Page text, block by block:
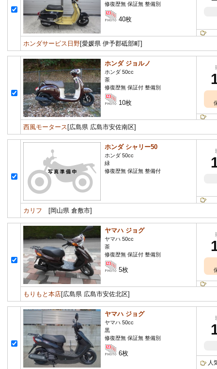
修復歴無 保証無 整備別
40枚
ホンダサービス日野[愛媛県 伊予郡砥部町]
ホンダ ジョルノ
ホンダ 50cc
茶
修復歴無 保証付 整備別
10枚
西風モータース [広島県 広島市安佐南区]
ホンダ シャリー50
ホンダ 50cc
緑
修復歴無 保証無 整備付
カリフ [岡山県 倉敷市]
ヤマハ ジョグ
ヤマハ 50cc
茶
修復歴無 保証付 整備別
5枚
もりもと本店[広島県 広島市安佐北区]
ヤマハ ジョグ
ヤマハ 50cc
黒
修復歴無 保証無 整備別
6枚
人